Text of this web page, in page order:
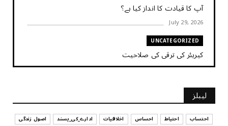
آپ کا قیادت کا انداز کیا ہے؟
July 29, 2026
UNCATEGORIZED
کیریئر کی ترقی کی صلاحیت
July 29, 2026
UNCATEGORIZED
کیا آپ اپنے باس کو مؤثر طریقے سے منظم کر رہے ہیں
July 29, 2026
لیبلز
احتساب احتیاط احساس اخلاقیات ادارے_کی_پسند
اصول زندگی